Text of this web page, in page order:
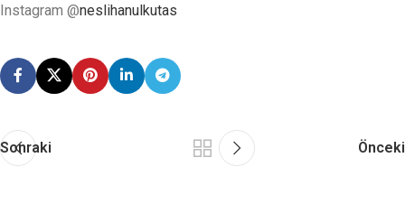
Instagram @neslihanulkutas
Sonraki Önceki